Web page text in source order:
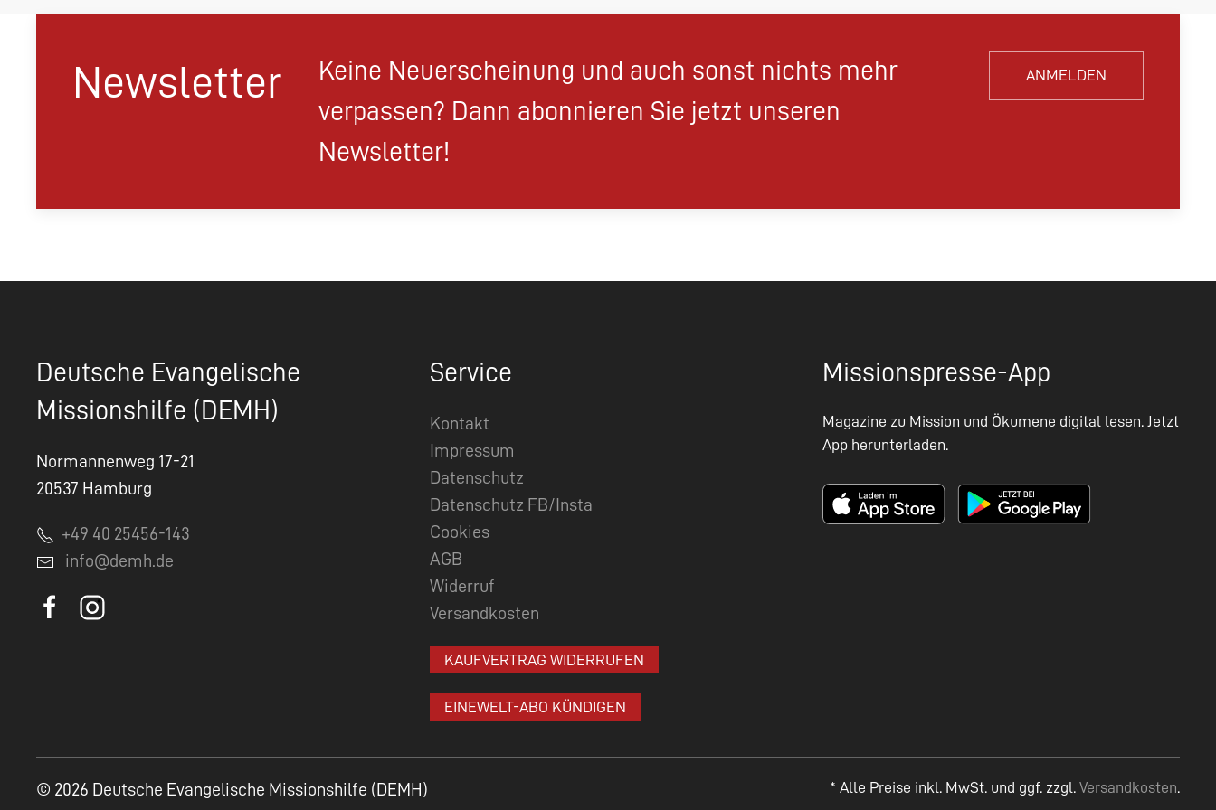
Newsletter
Keine Neuerscheinung und auch sonst nichts mehr
verpassen? Dann abonnieren Sie jetzt unseren
Newsletter!
ANMELDEN
Deutsche Evangelische
Missionshilfe (DEMH)
Normannenweg 17-21
20537 Hamburg
+49 40 25456-143
info@demh.de
Service
Kontakt
Impressum
Datenschutz
Datenschutz FB/Insta
Cookies
AGB
Widerruf
Versandkosten
KAUFVERTRAG WIDERRUFEN
EINEWELT-ABO KÜNDIGEN
Missionspresse-App
Magazine zu Mission und Ökumene digital lesen. Jetzt
App herunterladen.
* Alle Preise inkl. MwSt. und ggf. zzgl. Versandkosten.
© 2026 Deutsche Evangelische Missionshilfe (DEMH)